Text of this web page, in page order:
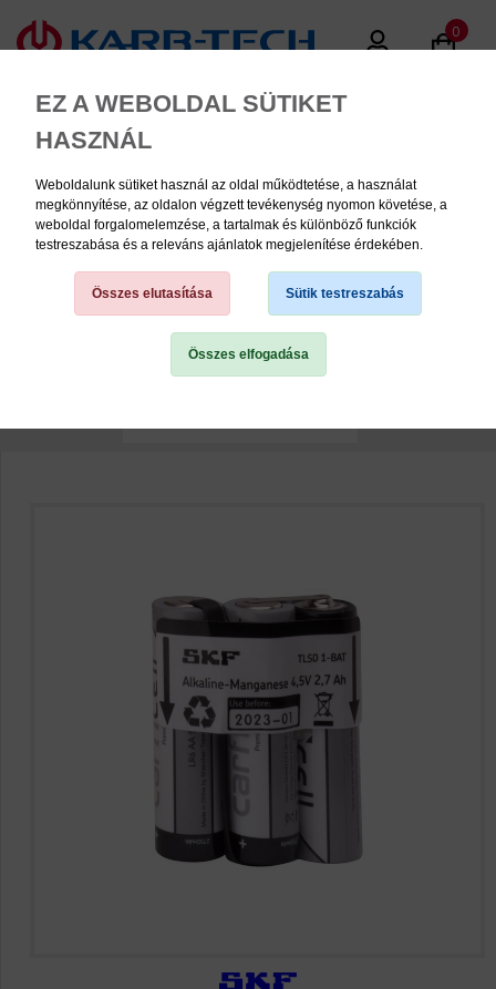
EZ A WEBOLDAL SÜTIKET
HASZNÁL
Weboldalunk sütiket használ az oldal működtetése, a használat
megkönnyítése, az oldalon végzett tevékenység nyomon követése, a
weboldal forgalomelemzése, a tartalmak és különböző funkciók
testreszabása és a releváns ajánlatok megjelenítése érdekében.
Összes elutasítása Sütik testreszabás
Összes elfogadása
0
MENU
Alkatrész, tartozékok
kenőszerszámokhoz